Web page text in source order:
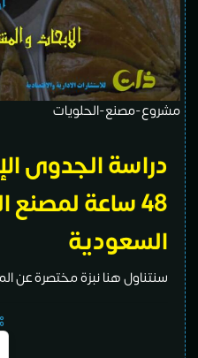
مشروع-مصنع-الحلويات
دراسة الجدوى
48 ساعة لمصنع
السعودية
سنتناول هنا نبزة مختصرة عن